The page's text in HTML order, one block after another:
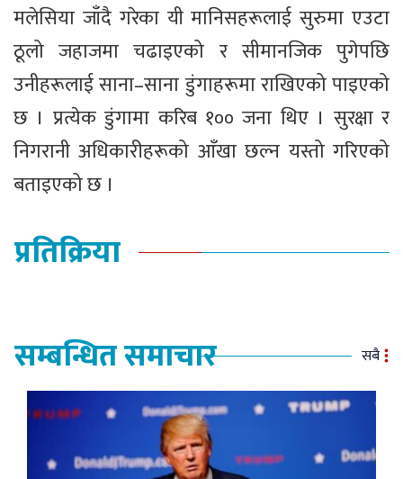
मलेसिया जाँदै गरेका यी मानिसहरूलाई सुरुमा एउटा
ठूलो जहाजमा चढाइएको र सीमानजिक पुगेपछि
उनीहरूलाई साना–साना डुंगाहरूमा राखिएको पाइएको
छ । प्रत्येक डुंगामा करिब १०० जना थिए । सुरक्षा र
निगरानी अधिकारीहरूको आँखा छल्न यस्तो गरिएको
बताइएको छ ।
प्रतिक्रिया
सम्बन्धित समाचार सबै